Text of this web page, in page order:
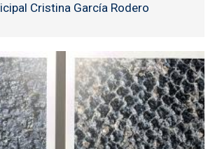
Cristina García Rodero